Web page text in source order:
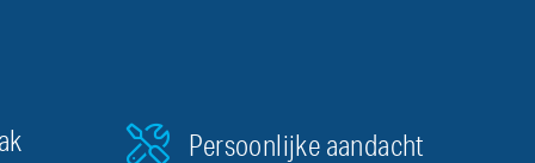
Persoonlijke aandacht